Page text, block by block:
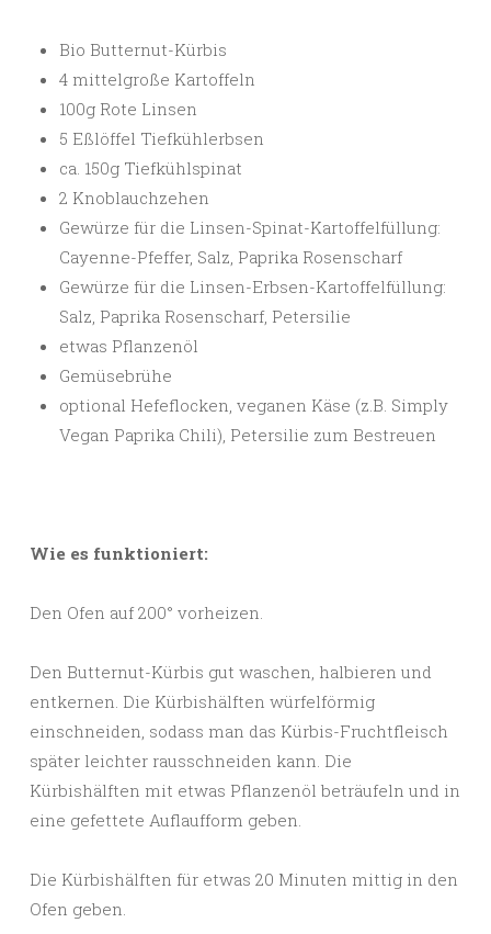
Bio Butternut-Kürbis
4 mittelgroße Kartoffeln
100g Rote Linsen
5 Eßlöffel Tiefkühlerbsen
ca. 150g Tiefkühlspinat
2 Knoblauchzehen
Gewürze für die Linsen-Spinat-Kartoffelfüllung:
Cayenne-Pfeffer, Salz, Paprika Rosenscharf
Gewürze für die Linsen-Erbsen-Kartoffelfüllung:
Salz, Paprika Rosenscharf, Petersilie
etwas Pflanzenöl
Gemüsebrühe
optional Hefeflocken, veganen Käse (z.B. Simply
Vegan Paprika Chili), Petersilie zum Bestreuen
Wie es funktioniert:
Den Ofen auf 200° vorheizen.
Den Butternut-Kürbis gut waschen, halbieren und
entkernen. Die Kürbishälften würfelförmig
einschneiden, sodass man das Kürbis-Fruchtfleisch
später leichter rausschneiden kann. Die
Kürbishälften mit etwas Pflanzenöl beträufeln und in
eine gefettete Auflaufform geben.
Die Kürbishälften für etwas 20 Minuten mittig in den
Ofen geben.